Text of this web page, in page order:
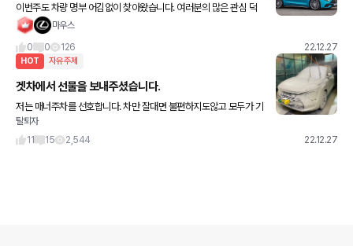
이번주도 차량 명부 어김없이 찾아왔습니다. 여러분의 많은 관심 덕
분에 벌써 명부인원 140명을 돌파했습니다. 굿굿 이번주도 명부 업마우스
0
0 126 22.12.27
HOT 자유주제
겟차에서 선물을 보내주셨습니다.
저는 매너주차를 선호합니다. 차만 잘대면 불편하지도않고 모두가 기
분좋은 카라이프를 할 수 있으니까여 방향제 받을라고 겟차에서 매너
주차챌린지를 했고 인스타에도 올려벌였습니다 ㅋㅋㅋ 근데 별 기대
탈퇴자
11
15 2,544 22.12.27